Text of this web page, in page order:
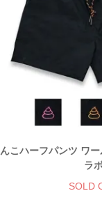
こハーフパンツ ワ
ラ
SOLD